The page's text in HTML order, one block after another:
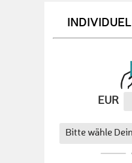
EUR